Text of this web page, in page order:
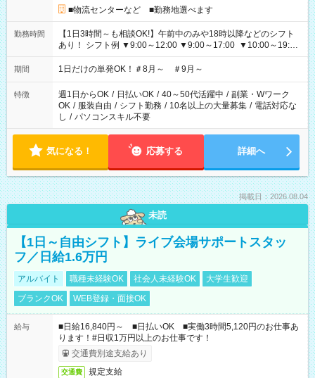
■物流センターなど ■勤務地選べます
勤務時間
【1日3時間～も相談OK!】午前中のみや18時以降などのシフト
あり！ シフト例 ▼9:00～12:00 ▼9:00～17:00 ▼10:00～19:00
▼18:00～21:00
期間 1日だけの単発OK！＃8月～ ＃9月～
特徴 週1日からOK / 日払いOK / 40～50代活躍中 / 副業・Wワーク
OK / 服装自由 / シフト勤務 / 10名以上の大量募集 / 電話対応な
し / パソコンスキル不要
気になる！ 応募する 詳細へ
掲載日：2026.08.04
未読
【1日～自由シフト】ライブ会場サポートスタッ
フ／日給1.6万円
アルバイト 職種未経験OK 社会人未経験OK
大学生歓迎
ブランクOK
WEB登録・面接OK
給与
■日給16,840円～ ■日払いOK ■実働3時間5,120円のお仕事あ
ります！#日収1万円以上のお仕事です！
交通費別途支給あり
交通費 規定支給